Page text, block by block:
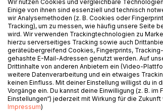
Partnersuche, Liebes und
abzubauen. Beispiele für Sex
WEITERE
Wir nutzen Cookies und vergleichbare
Einige von ihnen sind essenziell und technisch
wir Analysemethoden (z. B. Cookies oder
Tracking), um zu messen, wie häufig unsere Seite
wird. Wir verwenden Trackingtechnologien zu
hierzu serverseitiges Tracking sowie auch
geräteübergreifend Cookies, Fingerprints,
gehashte E-Mail-Adressen genutzt werden. Auf
Drittinhalte von anderen Anbietern ein (Video-
weitere Datenverarbeitung und ein etwaiges
keinen Einfluss. Mit deiner Einstellung willigst du in
Vorgänge ein. Du kannst deine Einwilligung (z. B. im
Einstellungen“) jederzeit mit Wirkung für die
Impressum)